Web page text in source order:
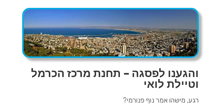
והגענו לפסגה – תחנת מרכז הכרמל
וטיילת לואי
רגע, מישהו אמר נוף פנורמי?